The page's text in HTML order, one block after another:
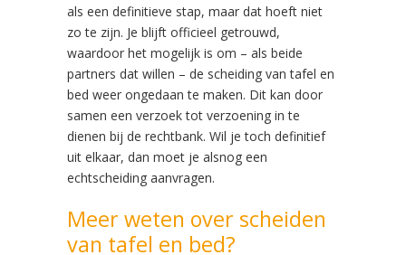
als een definitieve stap, maar dat hoeft niet
zo te zijn. Je blijft officieel getrouwd,
waardoor het mogelijk is om – als beide
partners dat willen – de scheiding van tafel en
bed weer ongedaan te maken. Dit kan door
samen een verzoek tot verzoening in te
dienen bij de rechtbank. Wil je toch definitief
uit elkaar, dan moet je alsnog een
echtscheiding aanvragen.
Meer weten over scheiden
van tafel en bed?